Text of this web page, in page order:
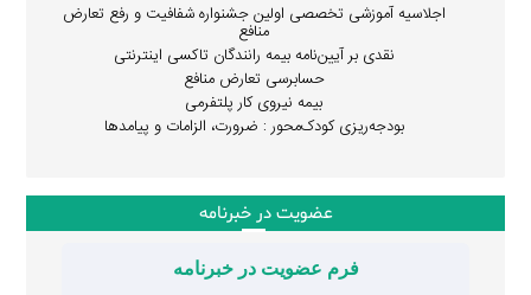
اجلاسیه آموزشی تخصصی اولین جشنواره شفافیت و رفع تعارض
منافع
نقدی بر آیین‌نامه بیمه رانندگان تاکسی اینترنتی
حسابرسی تعارض منافع
بیمه نیروی کار پلتفرمی
بودجه‌ریزی کودک‌محور : ضرورت، الزامات و پیامدها
عضویت در خبرنامه
فرم عضویت در خبرنامه